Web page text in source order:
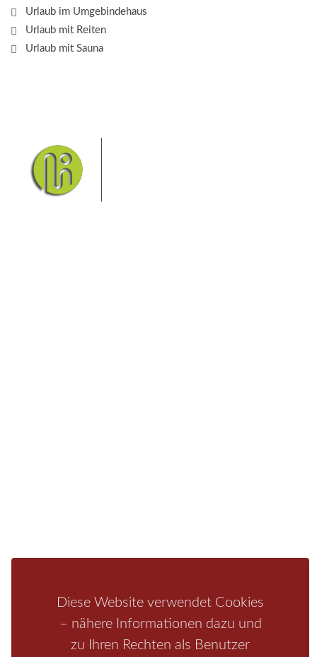
Diese Website verwendet Cookies
– nähere Informationen dazu und
zu Ihren Rechten als Benutzer
Urlaub im Umgebindehaus
Urlaub mit Reiten
Urlaub mit Sauna